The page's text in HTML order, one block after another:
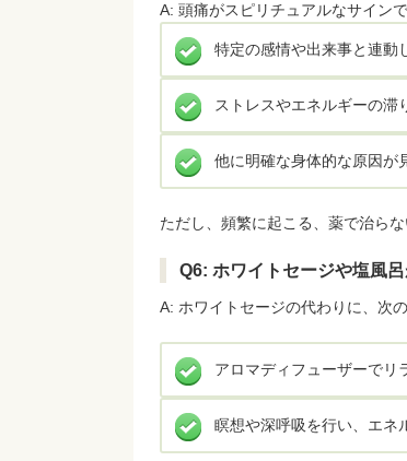
A: 頭痛がスピリチュアルなサイン
特定の感情や出来事と連動
ストレスやエネルギーの滞
他に明確な身体的な原因が
ただし、頻繁に起こる、薬で治ら
Q6: ホワイトセージや塩風
A: ホワイトセージの代わりに、次
アロマディフューザーでリ
瞑想や深呼吸を行い、エネ